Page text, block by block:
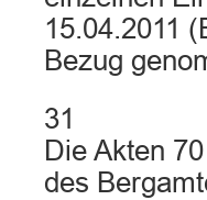
15.04.2011
Bezug
31
Die Akten
des